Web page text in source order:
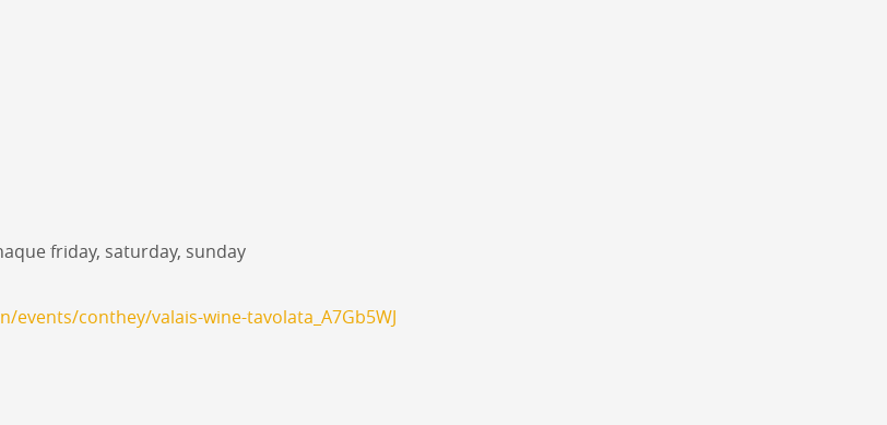
friday, saturday, sunday
events/conthey/valais-wine-tavolata_A7Gb5WJ